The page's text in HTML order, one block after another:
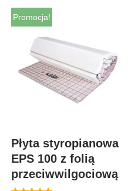
Promocja!
Płyta styropianowa
EPS 100 z folią
przeciwwilgociową